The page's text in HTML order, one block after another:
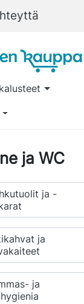
ja WC
ja -
ja
ja